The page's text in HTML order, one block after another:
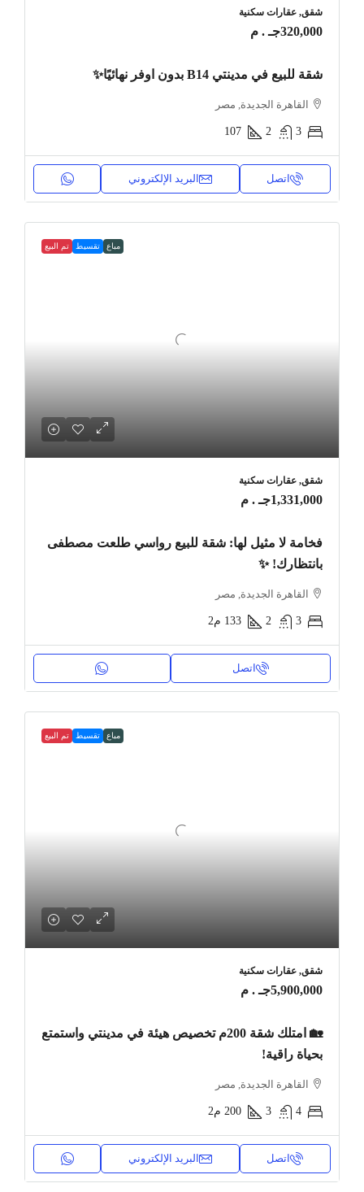
شقق, عقارات سكنية
320,000جـ . م
شقة للبيع في مدينتي B14 بدون اوفر نهائيًا✨
القاهرة الجديدة, مصر
3
2
107
اتصل البريد الإلكتروني
مباع تقسيط تم البيع
شقق, عقارات سكنية
1,331,000جـ . م
فخامة لا مثيل لها: شقة للبيع رواسي طلعت مصطفى
بانتظارك! ✨
القاهرة الجديدة, مصر
3
2
133 م2
اتصل
مباع تقسيط تم البيع
شقق, عقارات سكنية
5,900,000جـ . م
🏡 امتلك شقة 200م تخصيص هيئة في مدينتي واستمتع
بحياة راقية!
القاهرة الجديدة, مصر
4
3
200 م2
اتصل البريد الإلكتروني